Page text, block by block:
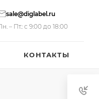
sale@diglabel.ru
– Пт.: с 9:00 до 18:00
КОНТАКТЫ